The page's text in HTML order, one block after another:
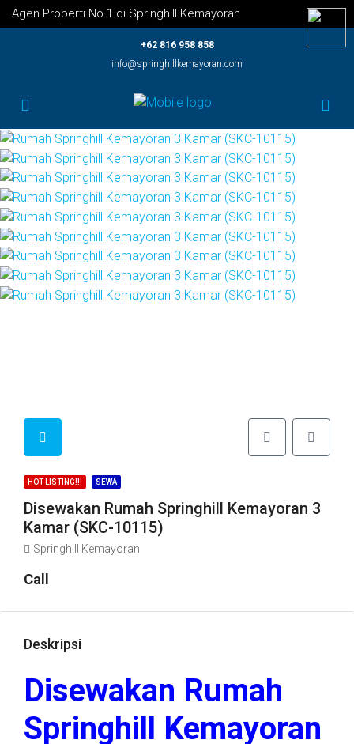
Agen Properti No.1 di Springhill Kemayoran
+62 816 958 858
info@springhillkemayoran.com
HOT LISTING!!! SEWA
Disewakan Rumah Springhill Kemayoran 3
Kamar (SKC-10115)
Springhill Kemayoran
Call
Deskripsi
Disewakan Rumah
Springhill Kemayoran